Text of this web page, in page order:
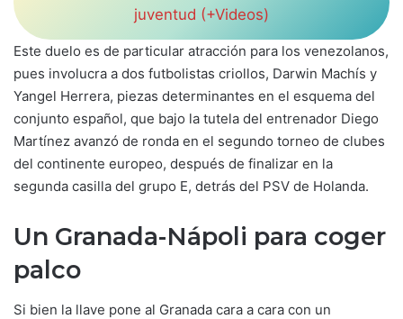
juventud (+Videos)
Este duelo es de particular atracción para los venezolanos,
pues involucra a dos futbolistas criollos, Darwin Machís y
Yangel Herrera, piezas determinantes en el esquema del
conjunto español, que bajo la tutela del entrenador Diego
Martínez avanzó de ronda en el segundo torneo de clubes
del continente europeo, después de finalizar en la
segunda casilla del grupo E, detrás del PSV de Holanda.
Un Granada-Nápoli para coger
palco
Si bien la llave pone al Granada cara a cara con un